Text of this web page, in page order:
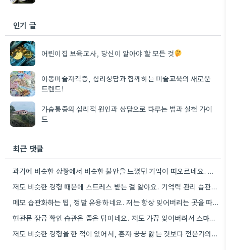
인기 글
어린이집 보육교사, 당신이 알아야 할 모든 것
아동미술자격증, 심리상담과 함께하는 미술교육의 새로운
트렌드!
가슴통증의 심리적 원인과 상담으로 다루는 법과 실천 가이
드
최근 댓글
과거에 비슷한 상황에서 비슷한 불안을 느꼈던 기억이 떠오르네요. 그 당시 경험을 제대로 정리하지 못해서인지, 지금도…
저도 비슷한 경험 때문에 스트레스 받는 걸 알아요. 기억력 관리 습관을 만들려고 노력하는 것도 좋지만,…
메모 습관화하는 팁, 정말 유용하네요. 저는 항상 잊어버리는 곳을 따로 챙겨두는 습관을 들이려고 노력하고 있어요.
현관문 잠금 확인 습관은 좋은 팁이네요. 저도 가끔 잊어버려서 스마트폰으로 찍어두는 걸 고려해봐야겠어요.
저도 비슷한 경험을 한 적이 있어서, 혼자 끙끙 앓는 것보다 전문가의 도움을 받는 게 정말…